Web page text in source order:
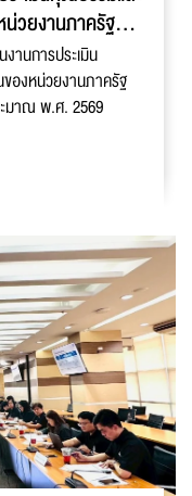
น่วยงานภาครัฐ
านการประเมิน
ของหน่วยงานภาครัฐ
มาณ พ.ศ. 2569